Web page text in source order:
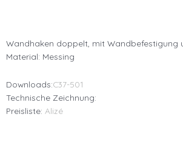
Wandhaken doppelt, mit Wandbefestigung
Material: Messing
Downloads:C37-501
Technische Zeichnung:
Preisliste: Alizé